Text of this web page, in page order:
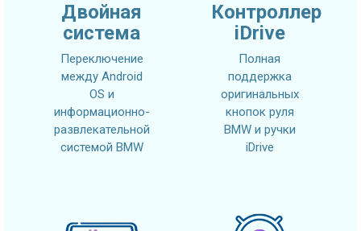
Двойная
система
Переключение
между Android
OS и
информационно-
развлекательной
системой BMW
Контроллер
iDrive
Полная
поддержка
оригинальных
кнопок руля
BMW и ручки
iDrive